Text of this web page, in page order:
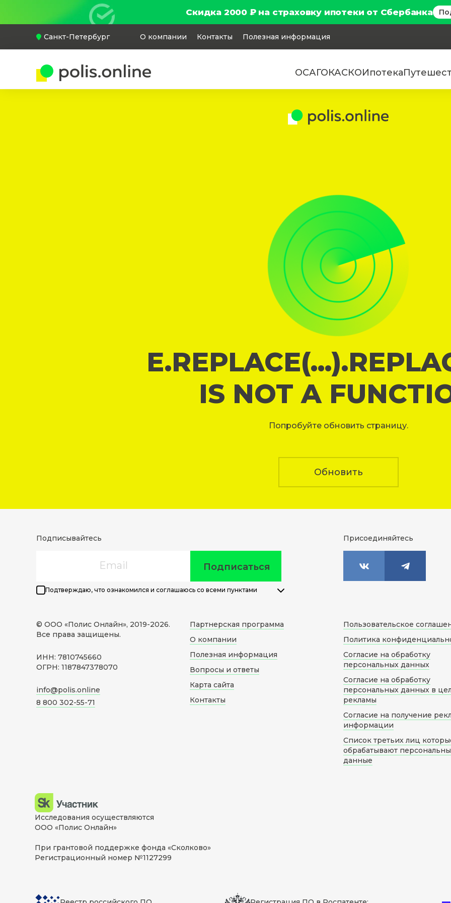
Скидка 2000 ₽ на страховку ипотеки от Сбербанка
Санкт-Петербург О компании Контакты Полезная информация
ОСАГОКАСКОИпотека
IS NOT A
Попробуйте обновить страницу.
Обновить
Подписывайтесь
Подписаться
Подтверждаю, что ознакомился и соглашаюсь со всеми пунктами
Присоединяйтесь
© ООО «Полис Онлайн», 2019-2026.
Все права защищены.
ИНН: 7810745660
ОГРН: 1187847378070
info@polis.online
8 800 302-55-71
Партнерская программа
О компании
Полезная информация
Вопросы и ответы
Карта сайта
Контакты
Пользовательское
Политика
Согласие на обработку
персональных данных
Согласие на обработку
персональных данных в
рекламы
Согласие на получение
информации
Список третьих лиц
обрабатывают
данные
Исследования осуществляются
ООО «Полис Онлайн»
При грантовой поддержке фонда «Сколково»
Регистрационный номер №1127299